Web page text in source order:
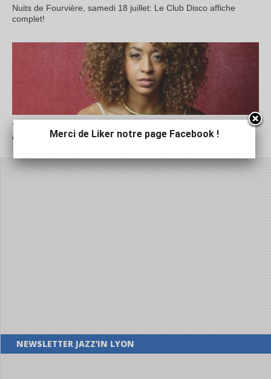
Nuits de Fourvière, samedi 18 juillet: Le Club Disco affiche
complet!
Yilian Cañizares aux Nuits de Fourvière: « L’écoute est un acte
d’amour »
NEWSLETTER JAZZ’IN LYON
Merci de Liker notre page Facebook !